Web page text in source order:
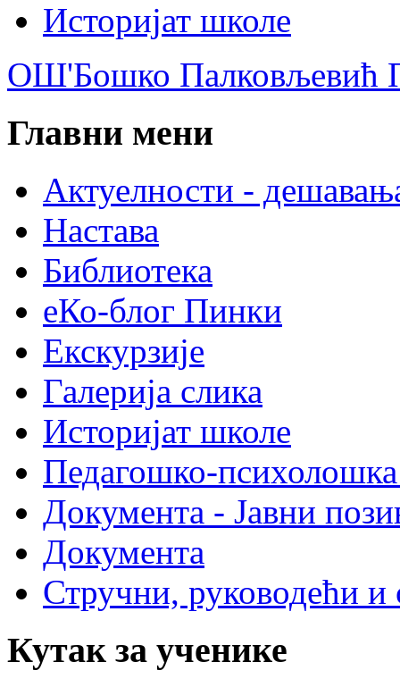
Историјат школе
ОШ'Бошко Палковљевић
Главни мени
Актуелности -
Настава
Библиотека
еКо-блог Пинки
Екскурзије
Галерија слика
Историјат школе
Педагошко-психолошка
Документа - Јавни
Документа
Стручни, руководећи и
Кутак за ученике